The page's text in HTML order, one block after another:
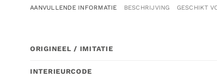
AANVULLENDE INFORMATIE BESCHRIJVING GESCHIKT
ORIGINEEL / IMITATIE
INTERIEURCODE